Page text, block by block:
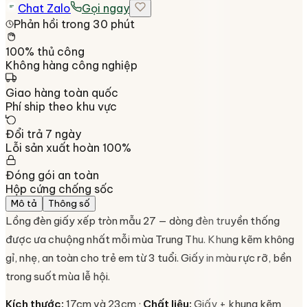
Chat Zalo
Gọi ngay
Phản hồi trong 30 phút
100% thủ công
Không hàng công nghiệp
Giao hàng toàn quốc
Phí ship theo khu vực
Đổi trả 7 ngày
Lỗi sản xuất hoàn 100%
Đóng gói an toàn
Hộp cứng chống sốc
Mô tả Thông số
Lồng đèn giấy xếp tròn mẫu 27 — dòng đèn truyền thống
được ưa chuộng nhất mỗi mùa Trung Thu. Khung kẽm không
gỉ, nhẹ, an toàn cho trẻ em từ 3 tuổi. Giấy in màu rực rỡ, bền
trong suốt mùa lễ hội.
Kích thước: 17cm và 23cm · Chất liệu: Giấy + khung kẽm